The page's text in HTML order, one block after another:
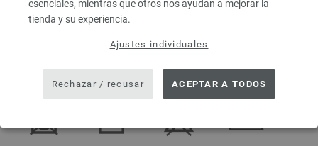
esenciales, mientras que otros nos ayudan a mejorar la
tienda y su experiencia.
Ajustes individuales
Rechazar / recusar ACEPTAR A TODOS
INDICACIONES DE CUIDADO